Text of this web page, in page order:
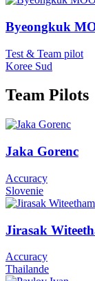
Byeongkuk
Test & Team pilot
Koree Sud
Team Pilots
Jaka Gorenc
Accuracy
Slovenie
Jirasak
Accuracy
Thailande